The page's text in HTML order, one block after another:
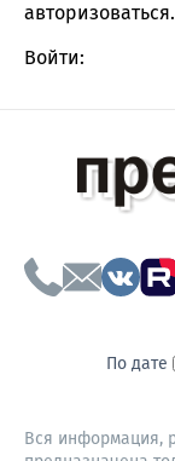
авторизоваться.
Войти:
По дате
Вся информация,